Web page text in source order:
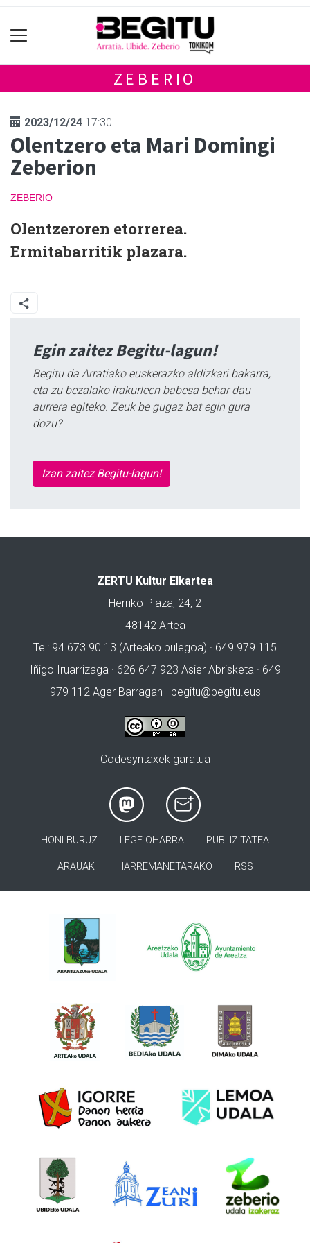
ZEBERIO
2023/12/24 17:30
Olentzero eta Mari Domingi
Zeberion
ZEBERIO
Olentzeroren etorrerea.
Ermitabarritik plazara.
Egin zaitez Begitu-lagun!
Begitu da Arratiako euskerazko aldizkari bakarra,
eta zu bezalako irakurleen babesa behar dau
aurrera egiteko. Zeuk be gugaz bat egin gura
dozu?
Izan zaitez Begitu-lagun!
ZERTU Kultur Elkartea
Herriko Plaza, 24, 2
48142 Artea
Tel: 94 673 90 13 (Arteako bulegoa) · 649 979 115
Iñigo Iruarrizaga · 626 647 923 Asier Abrisketa · 649
979 112 Ager Barragan · begitu@begitu.eus
Codesyntaxek garatua
HONI BURUZ LEGE OHARRA PUBLIZITATEA
ARAUAK HARREMANETARAKO RSS